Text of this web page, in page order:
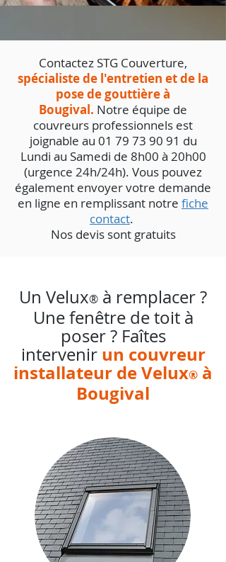
Contactez STG Couverture,
spécialiste de l'entretien et de la
pose de gouttière à
Bougival. Notre équipe de
couvreurs professionnels est
joignable au 01 79 73 90 91 du
Lundi au Samedi de 8h00 à 20h00
(urgence 24h/24h). Vous pouvez
également envoyer votre demande
en ligne en remplissant notre fiche
contact.
Nos devis sont gratuits
Un Velux® à remplacer ?
Une fenêtre de toit à
poser ? Faîtes
intervenirun couvreur
installateur de Velux® à
Bougival